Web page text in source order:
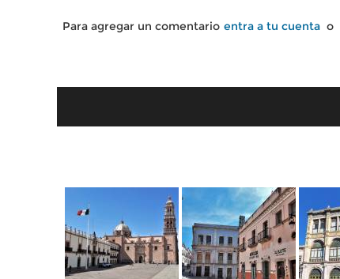
Para agregar un comentario entra a tu cuenta o